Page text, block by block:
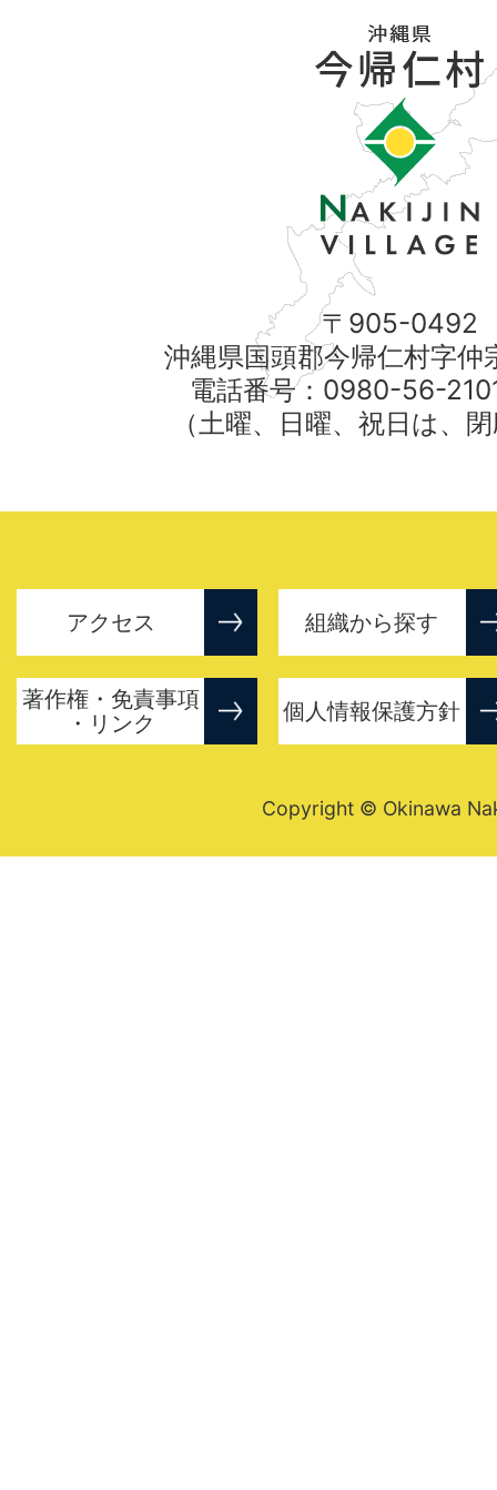
〒905-0492
沖縄県国頭郡今帰仁村字仲
電話番号：0980-56-
（土曜、日曜、祝日は、
アクセス 組織から探す
著作権・免責事項
・リンク
個人情報保護方針
Copyright © Okinawa